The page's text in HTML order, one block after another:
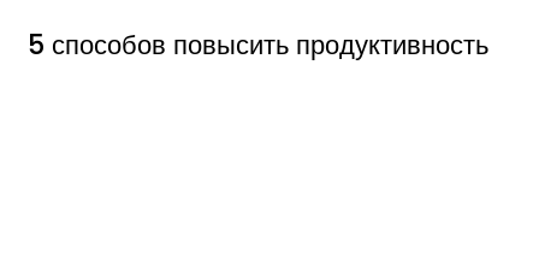
5 способов повысить продуктивность